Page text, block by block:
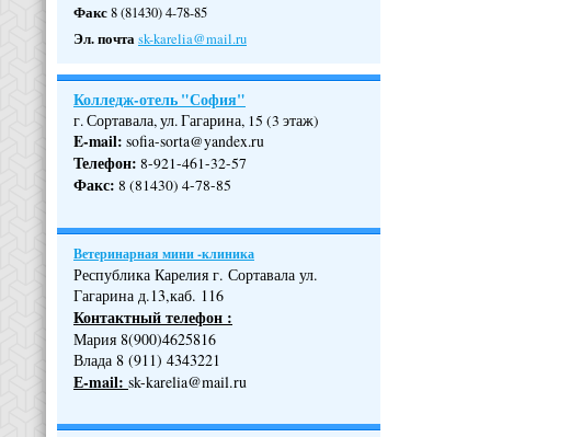
Факс8 (81430) 4-78-85
Эл. почтаsk-karelia@mail.ru
Колледж-отель "София"
г. Сортавала, ул. Гагарина, 15 (3 этаж)
E-mail: sofia-sorta@yandex.ru
Телефон: 8-921-461-32-57
Факс: 8 (81430) 4-78-85
Ветеринарная мини -клиника
Республика Карелия г. Сортавала ул.
Гагарина д.13,каб. 116
Контактный телефон :
Мария 8(900)4625816
Влада 8 (911) 4343221
Е-mail: sk-karelia@mail.ru